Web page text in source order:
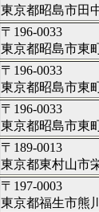
東京都昭島市田
〒196-0033
東京都昭島市東
〒196-0033
東京都昭島市東
〒196-0033
東京都昭島市東
〒189-0013
東京都東村山市
〒197-0003
東京都福生市熊